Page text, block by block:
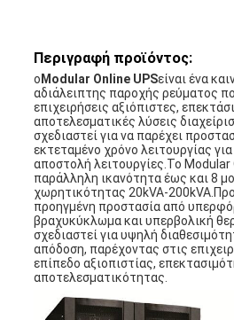
Περιγραφή προϊόντος:
ο Modular Online UPSείναι ένα
αδιάλειπτης παροχής ρεύματος
επιχειρήσεις αξιόπιστες,
αποτελεσματικές λύσεις
σχεδιαστεί για να παρέχει
εκτεταμένο χρόνο λειτουργίας για
αποστολή λειτουργίες.Το Modular
παράλληλη ικανότητα έως και 8
χωρητικότητας 20kVA-
προηγμένη προστασία από
βραχυκύκλωμα και υπερβολική
σχεδιαστεί για υψηλή
απόδοση, παρέχοντας στις
επίπεδο αξιοπιστίας,
αποτελεσματικότητας.